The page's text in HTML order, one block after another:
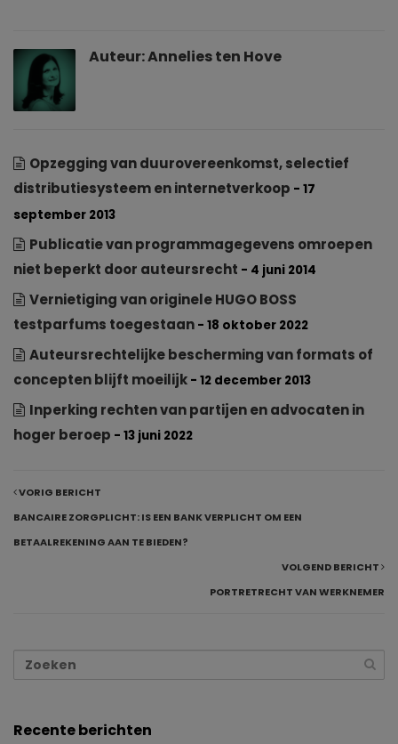
Auteur:Annelies ten Hove
Opzegging van duurovereenkomst, selectief
distributiesysteem en internetverkoop - 17
september 2013
Publicatie van programmagegevens omroepen
niet beperkt door auteursrecht - 4 juni 2014
Vernietiging van originele HUGO BOSS
testparfums toegestaan - 18 oktober 2022
Auteursrechtelijke bescherming van formats of
concepten blijft moeilijk - 12 december 2013
Inperking rechten van partijen en advocaten in
hoger beroep - 13 juni 2022
VORIG BERICHT
BANCAIRE ZORGPLICHT: IS EEN BANK VERPLICHT OM EEN
BETAALREKENING AAN TE BIEDEN?
VOLGEND BERICHT
PORTRETRECHT VAN WERKNEMER
Recente berichten